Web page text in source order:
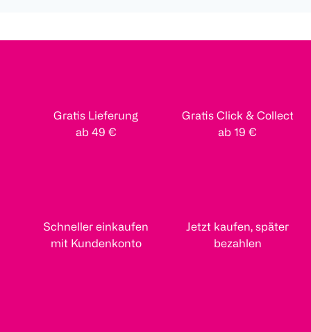
Gratis Lieferung
ab 49 €
Gratis Click & Collect
ab 19 €
Schneller einkaufen
mit Kundenkonto
Jetzt kaufen, später
bezahlen